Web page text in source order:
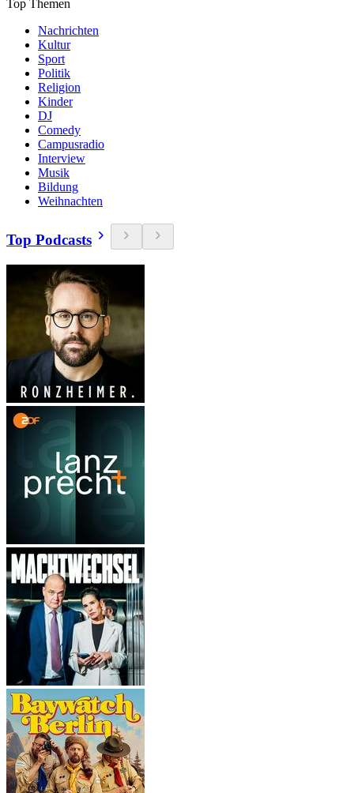
Top Themen
Nachrichten
Kultur
Sport
Politik
Religion
Kinder
DJ
Comedy
Campusradio
Interview
Musik
Bildung
Weihnachten
Top Podcasts